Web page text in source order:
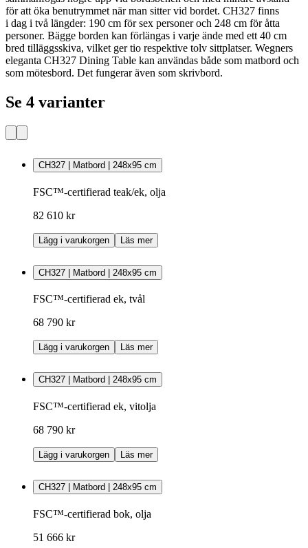
för att öka benutrymmet när man sitter vid bordet. CH327 finns
i dag i två längder: 190 cm för sex personer och 248 cm för åtta
personer. Bägge borden kan förlängas i varje ände med ett 40 cm
bred tilläggsskiva, vilket ger tio respektive tolv sittplatser. Wegners
eleganta CH327 Dining Table kan användas både som matbord och
som mötesbord. Det fungerar även som skrivbord.
Se 4 varianter
CH327 | Matbord | 248x95 cm
FSC™-certifierad teak/ek, olja
82 610 kr
Lägg i varukorgen Läs mer
CH327 | Matbord | 248x95 cm
FSC™-certifierad ek, tvål
68 790 kr
Lägg i varukorgen Läs mer
CH327 | Matbord | 248x95 cm
FSC™-certifierad ek, vitolja
68 790 kr
Lägg i varukorgen Läs mer
CH327 | Matbord | 248x95 cm
FSC™-certifierad bok, olja
51 666 kr